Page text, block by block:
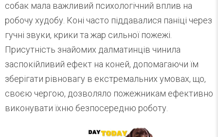
собак мала важливий психологічний вплив на
робочу худобу. Коні часто піддавалися паніці через
гучні звуки, крики та жар сильної пожежі.
Присутність знайомих далматинців чинила
заспокійливий ефект на коней, допомагаючи їм
зберігати рівновагу в екстремальних умовах, що,
своєю чергою, дозволяло пожежникам ефективно
виконувати їхню безпосередню роботу.